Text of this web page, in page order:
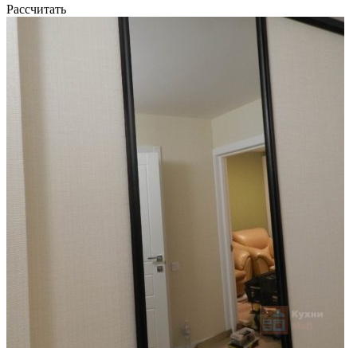
Рассчитать